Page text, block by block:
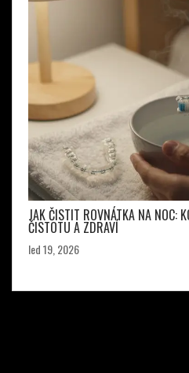
JAK ČISTIT ROVNÁTKA NA NOC:
ČISTOTU A ZDRAVÍ
led 19, 2026